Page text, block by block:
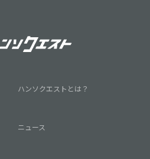
ハンソクエストとは？
ニュース